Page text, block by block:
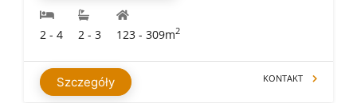
2 - 4 2 - 3 123 - 309m2
Szczegóły KONTAKT